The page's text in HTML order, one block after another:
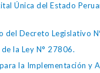
Única del Estado
del Decreto Legislativo
la Ley N° 27806.
la Implementación y